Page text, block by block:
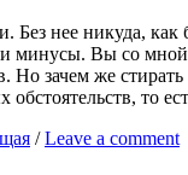
Без нее никуда,
и минусы. Вы со
Но зачем же
то
/ Leave a comment